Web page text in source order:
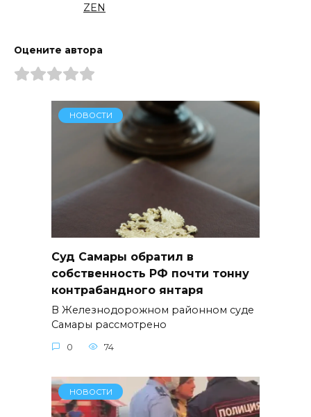
ZEN
Оцените автора
НОВОСТИ
Суд Самары обратил в
собственность РФ почти тонну
контрабандного янтаря
В Железнодорожном районном суде
Самары рассмотрено
0 74
НОВОСТИ